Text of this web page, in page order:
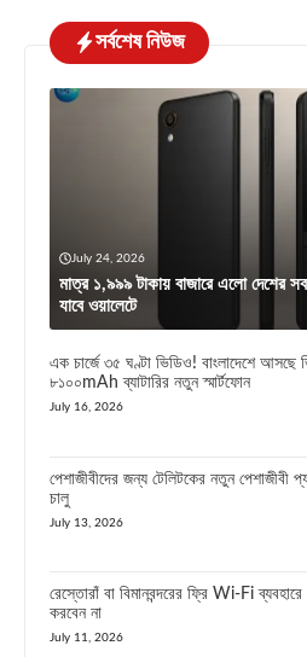
সর্বশেষ নিউজ
July 24, 2026
মাত্র ১,৯৯৯ টাকায় বাজারে এলো দেশের
যাবে ওয়ালেটে
এক চার্জে ৩৫ ঘণ্টা ভিডিও! বাংলাদেশে আসছে
৮১০০mAh ব্যাটারির নতুন স্মার্টফোন
July 16, 2026
পেশাজীবীদের জন্য টেলিটকের নতুন পেশাজীবী
চালু
July 13, 2026
রেস্তোরাঁ বা বিমানবন্দরের ফ্রি Wi-Fi
করবেন না
July 11, 2026